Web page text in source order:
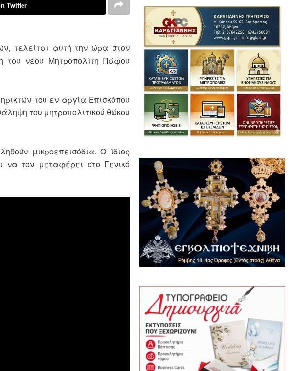
Twitter
τελείται αυτή την ώρα στον
του νέου Μητροπολίτη Πάφου
του εν αργία Επισκόπου
του μητροπολιτικού θώκου
μικροεπεισόδια. Ο ίδιος
να τον μεταφέρει στο Γενικό